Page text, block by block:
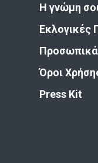
Η γνώμη
Εκλογικές
Όροι
Press Kit